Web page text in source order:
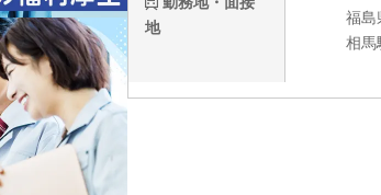
地
福島
相馬